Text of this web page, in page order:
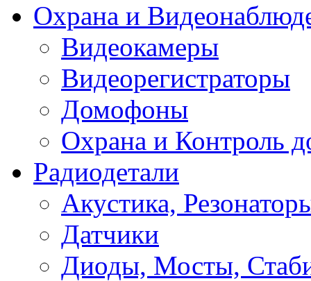
Охрана и
Видеокамеры
Видеорегистраторы
Домофоны
Охрана и Контроль
Радиодетали
Акустика,
Датчики
Диоды, Мосты,